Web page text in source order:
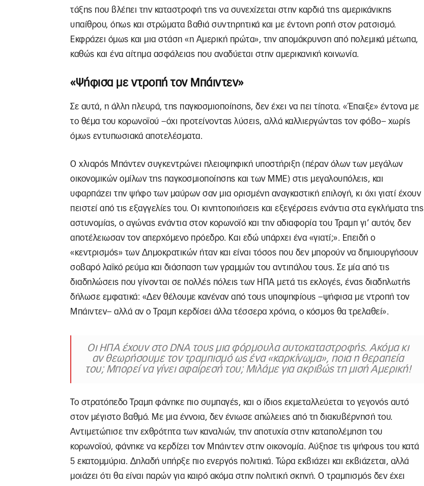
τάξης που βλέπει την καταστροφή της να συνεχίζεται στην καρδιά της αμερικάνικης
υπαίθρου, όπως και στρώματα βαθιά συντηρητικά και με έντονη ροπή στον ρατσισμό.
Εκφράζει όμως και μια στάση «η Αμερική πρώτα», την απομάκρυνση από πολεμικά μέτωπα,
καθώς και ένα αίτημα ασφάλειας που αναδύεται στην αμερικανική κοινωνία.
«Ψήφισα με ντροπή τον Μπάιντεν»
Σε αυτά, η άλλη πλευρά, της παγκοσμιοποίησης, δεν έχει να πει τίποτα. «Έπαιξε» έντονα με
το θέμα του κορωνοϊού –όχι προτείνοντας λύσεις, αλλά καλλιεργώντας τον φόβο– χωρίς
όμως εντυπωσιακά αποτελέσματα.
Ο χλιαρός Μπάντεν συγκεντρώνει πλειοψηφική υποστήριξη (πέραν όλων των μεγάλων
οικονομικών ομίλων της παγκοσμιοποίησης και των ΜΜΕ) στις μεγαλουπόλεις, και
υφαρπάζει την ψήφο των μαύρων σαν μια ορισμένη αναγκαστική επιλογή, κι όχι γιατί έχουν
πειστεί από τις εξαγγελίες του. Οι κινητοποιήσεις και εξεγέρσεις ενάντια στα εγκλήματα της
αστυνομίας, ο αγώνας ενάντια στον κορωνοϊό και την αδιαφορία του Τραμπ γι’ αυτόν, δεν
αποτέλειωσαν τον απερχόμενο πρόεδρο. Και εδώ υπάρχει ένα «γιατί;». Επειδή ο
«κεντρισμός» των Δημοκρατικών ήταν και είναι τόσος που δεν μπορούν να δημιουργήσουν
σοβαρό λαϊκό ρεύμα και διάσπαση των γραμμών του αντιπάλου τους. Σε μία από τις
διαδηλώσεις που γίνονται σε πολλές πόλεις των ΗΠΑ μετά τις εκλογές, ένας διαδηλωτής
δήλωσε εμφατικά: «Δεν θέλουμε κανέναν από τους υποψηφίους –ψήφισα με ντροπή τον
Μπάιντεν– αλλά αν ο Τραμπ κερδίσει άλλα τέσσερα χρόνια, ο κόσμος θα τρελαθεί».
Οι ΗΠΑ έχουν στο DNA τους μια φόρμουλα αυτοκαταστροφής. Ακόμα κι
αν θεωρήσουμε τον τραμπισμό ως ένα «καρκίνωμα», ποια η θεραπεία
του; Μπορεί να γίνει αφαίρεσή του; Μιλάμε για ακριβώς τη μισή Αμερική!
Το στρατόπεδο Τραμπ φάνηκε πιο συμπαγές, και ο ίδιος εκμεταλλεύεται το γεγονός αυτό
στον μέγιστο βαθμό. Με μια έννοια, δεν ένιωσε απώλειες από τη διακυβέρνησή του.
Αντιμετώπισε την εχθρότητα των καναλιών, την αποτυχία στην καταπολέμηση του
κορωνοϊού, φάνηκε να κερδίζει τον Μπάιντεν στην οικονομία. Αύξησε τις ψήφους του κατά
5 εκατομμύρια. Δηλαδή υπήρξε πιο ενεργός πολιτικά. Τώρα εκβιάζει και εκβιάζεται, αλλά
μοιάζει ότι θα είναι παρών για καιρό ακόμα στην πολιτική σκηνή. Ο τραμπισμός δεν έχει